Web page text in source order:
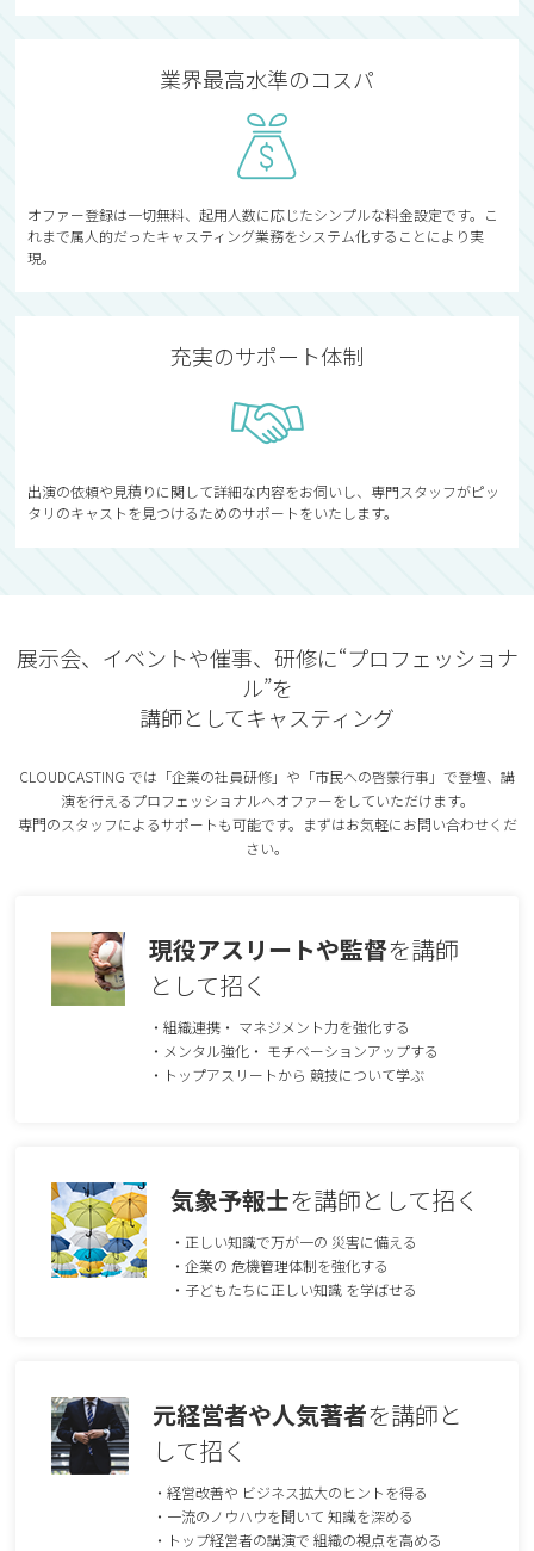
業界最高水準のコスパ
オファー登録は一切無料、起用人数に応じたシンプルな料金設定です。こ
れまで属人的だったキャスティング業務をシステム化することにより実
現。
充実のサポート体制
出演の依頼や見積りに関して詳細な内容をお伺いし、専門スタッフがピッ
タリのキャストを見つけるためのサポートをいたします。
展示会、イベントや催事、研修に“プロフェッショナ
ル”を
講師としてキャスティング
CLOUDCASTING では「企業の社員研修」や「市⺠への啓蒙⾏事」で登壇、講
演を行えるプロフェッショナルへオファーをしていただけます。
専⾨のスタッフによるサポートも可能です。まずはお気軽にお問い合わせくだ
さい。
現役アスリートや監督を講師
として招く
・組織連携・ マネジメント⼒を強化する
・メンタル強化・ モチベーションアップする
・トップアスリートから 競技について学ぶ
気象予報士を講師として招く
・正しい知識で万が⼀の 災害に備える
・企業の 危機管理体制を強化する
・⼦どもたちに正しい知識 を学ばせる
元経営者や⼈気著者を講師と
して招く
・経営改善や ビジネス拡⼤のヒントを得る
・⼀流のノウハウを聞いて 知識を深める
・トップ経営者の講演で 組織の視点を⾼める